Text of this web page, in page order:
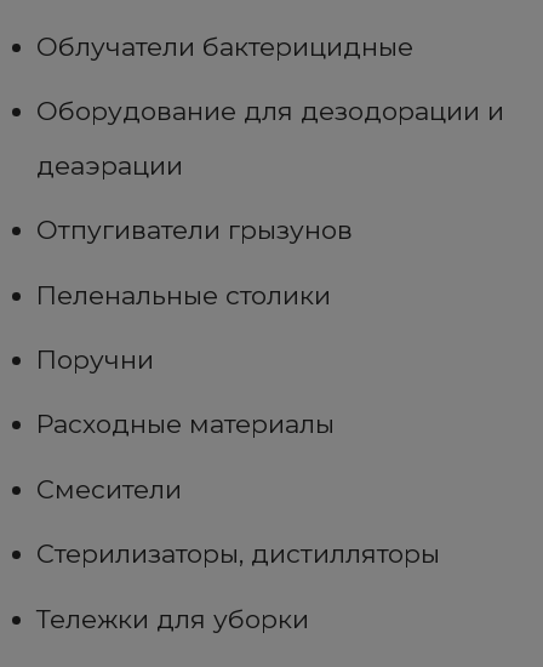
Облучатели бактерицидные
Оборудование для дезодорации и
деаэрации
Отпугиватели грызунов
Пеленальные столики
Поручни
Расходные материалы
Смесители
Стерилизаторы, дистилляторы
Тележки для уборки